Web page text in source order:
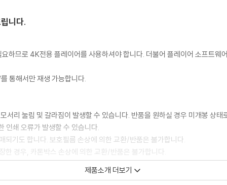
니다.
하므로 4K전용 플레이어를 사용하셔야 합니다. 더불어 플레이어 소프트웨
통해서만 재생 가능합니다.
서리 눌림 및 갈라짐이 발생할 수 있습니다. 반품을 원하실 경우 미개봉 상태
인쇄 오류가 발생할 수 있습니다.
되기도 합니다. 보호필름 손상에 의한 교환/반품은 불가합니다.
경우, 카톤박스 손상에 의한 교환/반품은 불가합니다.
/반품 신청시 불량 확인을 위해 개봉 시의 동영상을 요청할 수 있으며, 동영
제품소개 더보기